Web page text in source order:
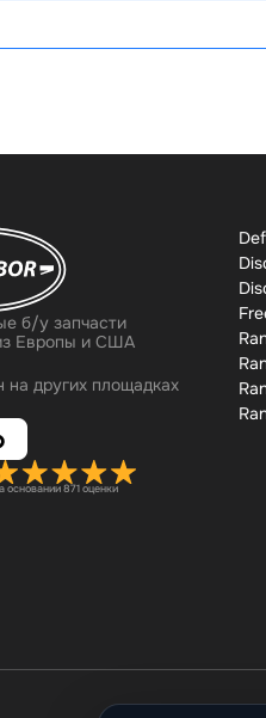
б/у запчасти
Европы и США
на других площадках
основании 871 оценки